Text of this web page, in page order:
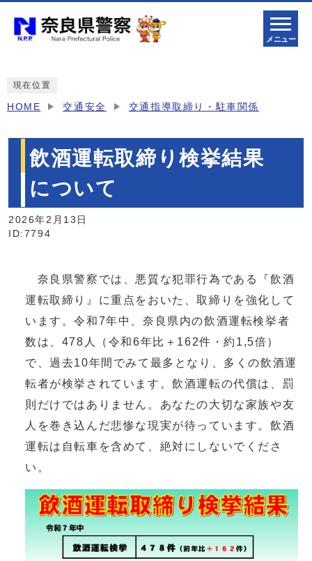
メニュー
現在位置
HOME 交通安全 交通指導取締り・駐車関係
飲酒運転取締り検挙結果
について
2026年2月13日
ID:7794
奈良県警察では、悪質な犯罪行為である『飲酒
運転取締り』に重点をおいた、取締りを強化して
います。令和7年中、奈良県内の飲酒運転検挙者
数は、478人（令和6年比＋162件・約1,5倍）
で、過去10年間でみて最多となり、多くの飲酒運
転者が検挙されています。飲酒運転の代償は、罰
則だけではありません。あなたの大切な家族や友
人を巻き込んだ悲惨な現実が待っています。飲酒
運転は自転車を含めて、絶対にしないでくださ
い。